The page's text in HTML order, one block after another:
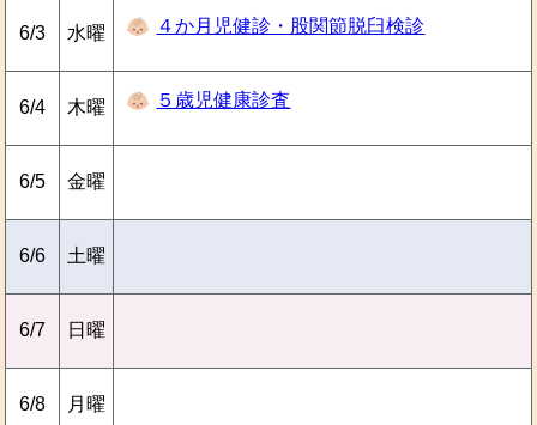
6/3 水曜 ４か月児健診・股関節脱臼検診
6/4 木曜 ５歳児健康診査
6/5 金曜
6/6 土曜
6/7 日曜
6/8 月曜